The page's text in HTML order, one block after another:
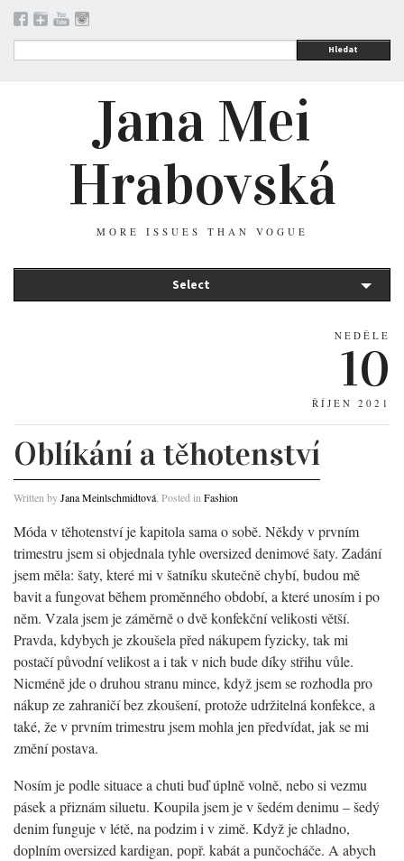
Hledat
Jana Mei
Hrabovská
MORE ISSUES THAN VOGUE
Select
NEDĚLE
10
ŘÍJEN 2021
Oblíkání a těhotenství
Written byJana Meinlschmidtová , Posted in Fashion
Móda v těhotenství je kapitola sama o sobě. Někdy v prvním
trimestru jsem si objednala tyhle oversized denimové šaty. Zadání
jsem měla: šaty, které mi v šatníku skutečně chybí, budou mě
bavit a fungovat během proměnného období, a které unosím i po
něm. Vzala jsem je záměrně o dvě konfekční velikosti větší.
Pravda, kdybych je zkoušela před nákupem fyzicky, tak mi
postačí původní velikost a i tak v nich bude díky střihu vůle.
Nicméně jde o druhou stranu mince, když jsem se rozhodla pro
nákup ze zahraničí bez zkoušení, protože udržitelná konfekce, a
také, že v prvním trimestru jsem mohla jen předvídat, jak se mi
změní postava.
Nosím je podle situace a chuti buď úplně volně, nebo si vezmu
pásek a přiznám siluetu. Koupila jsem je v šedém denimu – šedý
denim funguje v létě, na podzim i v zimě. Když je chladno,
doplním oversized kardigan, popř. kabát a punčocháče. A abych